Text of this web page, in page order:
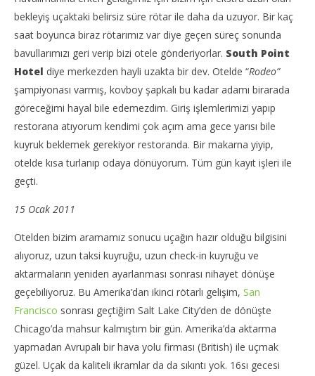
bekleyiş uçaktaki belirsiz süre rötar ile daha da uzuyor. Bir kaç
saat boyunca biraz rötarımız var diye geçen süreç sonunda
bavullarımızı geri verip bizi otele gönderiyorlar. South Point
Hotel diye merkezden hayli uzakta bir dev. Otelde “Rodeo”
şampiyonası varmış, kovboy şapkalı bu kadar adamı birarada
göreceğimi hayal bile edemezdim. Giriş işlemlerimizi yapıp
restorana atıyorum kendimi çok açım ama gece yarısı bile
kuyruk beklemek gerekiyor restoranda. Bir makarna yiyip,
otelde kısa turlanıp odaya dönüyorum. Tüm gün kayıt işleri ile
geçti.
15 Ocak 2011
Otelden bizim aramamız sonucu uçağın hazır olduğu bilgisini
alıyoruz, uzun taksi kuyruğu, uzun check-in kuyruğu ve
aktarmaların yeniden ayarlanması sonrası nihayet dönüşe
geçebiliyoruz. Bu Amerika’dan ikinci rötarlı gelişim, San
Francisco sonrası geçtiğim Salt Lake City’den de dönüşte
Chicago’da mahsur kalmıştım bir gün. Amerika’da aktarma
yapmadan Avrupalı bir hava yolu firması (British) ile uçmak
güzel. Uçak da kaliteli ikramlar da da sıkıntı yok. 16sı gecesi